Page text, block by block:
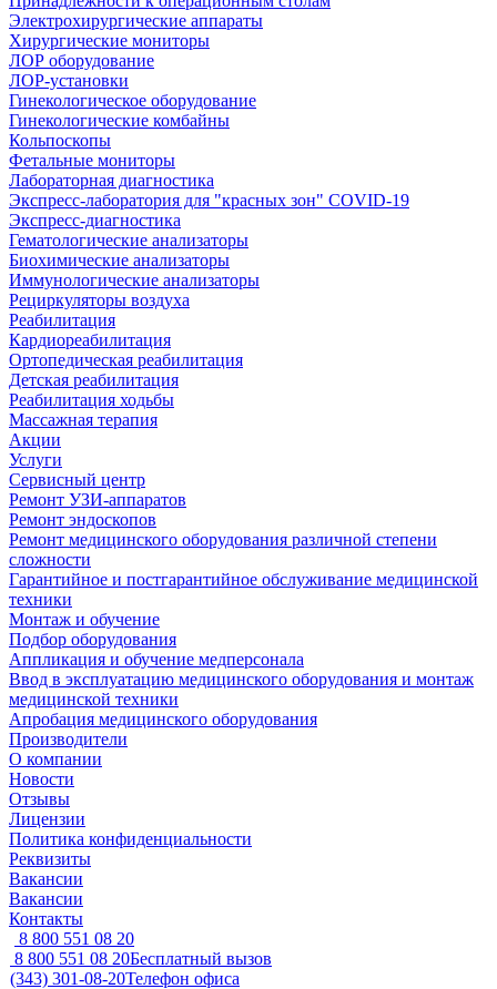
Электрохирургические аппараты
Хирургические мониторы
ЛОР оборудование
ЛОР-установки
Гинекологическое оборудование
Гинекологические комбайны
Кольпоскопы
Фетальные мониторы
Лабораторная диагностика
Экспресс-лаборатория для "красных зон" COVID-19
Экспресс-диагностика
Гематологические анализаторы
Биохимические анализаторы
Иммунологические анализаторы
Рециркуляторы воздуха
Реабилитация
Кардиореабилитация
Ортопедическая реабилитация
Детская реабилитация
Реабилитация ходьбы
Массажная терапия
Акции
Услуги
Сервисный центр
Ремонт УЗИ-аппаратов
Ремонт эндоскопов
Ремонт медицинского оборудования различной степени
сложности
Гарантийное и постгарантийное обслуживание медицинской
техники
Монтаж и обучение
Подбор оборудования
Аппликация и обучение медперсонала
Ввод в эксплуатацию медицинского оборудования и монтаж
медицинской техники
Апробация медицинского оборудования
Производители
О компании
Новости
Отзывы
Лицензии
Политика конфиденциальности
Реквизиты
Вакансии
Вакансии
Контакты
8 800 551 08 20
8 800 551 08 20Бесплатный вызов
(343) 301-08-20Телефон офиса